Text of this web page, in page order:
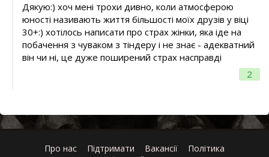
2
Дякую:) хоч мені трохи дивно, коли атмосферою
юності називають життя більшості моїх друзів у віці
30+:) хотілось написати про страх жінки, яка іде на
побачення з чуваком з тіндеру і не знає - адекватний
він чи ні, це дуже поширений страх насправді
Про нас Підтримати Вакансії
Політика